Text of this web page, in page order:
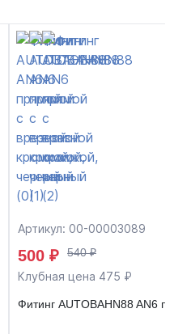
Артикул: 00-00003089
500 ₽ 540 ₽
Клубная цена 475 ₽
Фитинг AUTOBAHN88 AN6